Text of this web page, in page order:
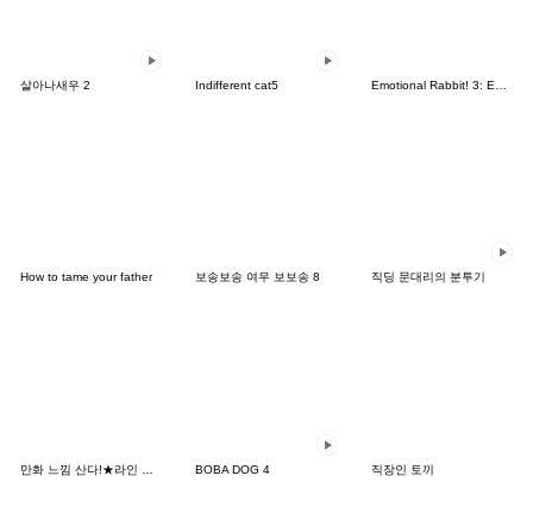
살아나새우 2 Indifferent cat5
How to tame your father 보송보송 여우 보보송 8 직딩 문대리의 분투기
BOBA DOG 4 직장인 토끼